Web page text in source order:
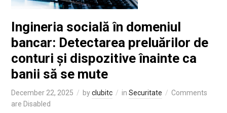
Ingineria socială în domeniul
bancar: Detectarea preluărilor de
conturi și dispozitive înainte ca
banii să se mute
December 22, 2025 byclubitc in Securitate
Comments
are Disabled